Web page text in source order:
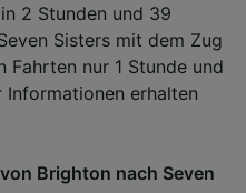
2 Stunden und 39
Sisters mit dem Zug
Fahrten nur 1 Stunde und
erhalten
Brighton nach Seven